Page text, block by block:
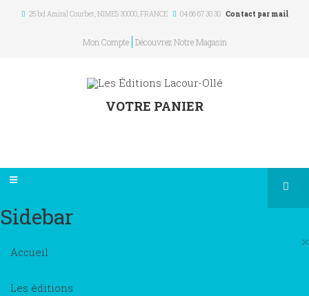
25 bd Amiral Courbet, NIMES 30000,FRANCE 04 66 67 30 30 Contact par mail
Mon Compte Découvrez Notre Magasin
VOTRE PANIER
Sidebar
×
Accueil
Les éditions